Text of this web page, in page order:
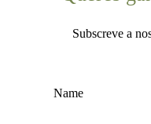
Subscreve a
Name